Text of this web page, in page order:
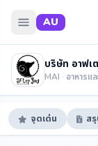
AU
บริษัท อาฟเ
MAI · อาหารแ
จุดเด่น ส